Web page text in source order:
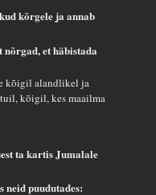
kõrgele ja annab
et häbistada
kõigil alandlikel ja
kõigil, kes maailma
ta kartis Jumalale
neid puudutades: